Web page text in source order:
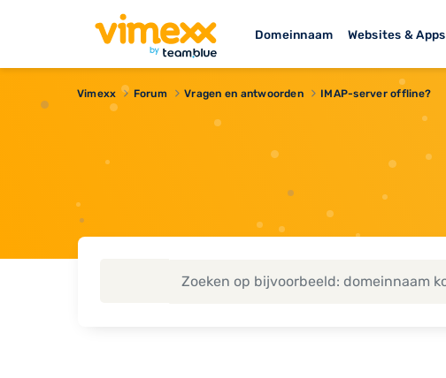
Domeinnaam Websites & Apps
Vimexx Forum Vragen en antwoorden IMAP-server offline?